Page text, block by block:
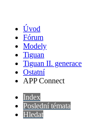
Úvod
Fórum
Modely
Tiguan
Tiguan II. generace
Ostatní
APP Connect
Index
Poslední témata
Hledat